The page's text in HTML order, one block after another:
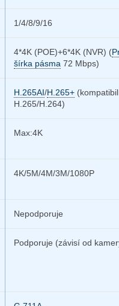
1/4/8/9/16
4*4K (POE)+6*4K (NVR) (
šírka pásma 72 Mbps)
H.265AI/H.265+
H.265/H.264)
Max:4K
4K/5M/4M/3M/1080P
Nepodporuje
Podporuje (závisí od